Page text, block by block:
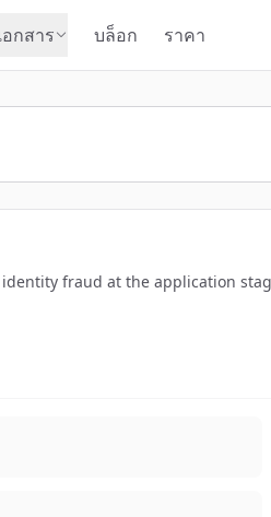
อกสาร บล็อก ราคา
fraud at the application